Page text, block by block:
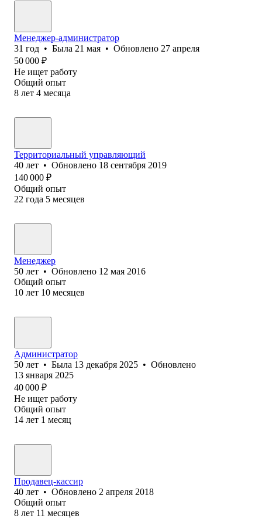
Менеджер-администратор
31 год • Была 21 мая • Обновлено 27 апреля
50 000 ₽
Не ищет работу
Общий опыт
8 лет 4 месяца
Территориальный управляющий
40 лет • Обновлено 18 сентября 2019
140 000 ₽
Общий опыт
22 года 5 месяцев
Менеджер
50 лет • Обновлено 12 мая 2016
Общий опыт
10 лет 10 месяцев
Администратор
50 лет • Была 13 декабря 2025 • Обновлено
13 января 2025
40 000 ₽
Не ищет работу
Общий опыт
14 лет 1 месяц
Продавец-кассир
40 лет • Обновлено 2 апреля 2018
Общий опыт
8 лет 11 месяцев